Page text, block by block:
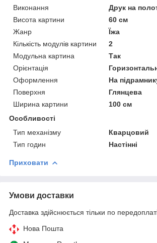
Виконання
Друк на
Висота картини
60 см
Жанр
Їжа
Кількість модулів картини
2
Модульна картина
Так
Орієнтація
Оформлення
На
Поверхня
Глянцева
Ширина картини
100 см
Особливості
Тип механізму
Кварцовий
Тип годин
Настінні
Приховати
Умови доставки
Доставка здійснюється тільки по
Нова Пошта